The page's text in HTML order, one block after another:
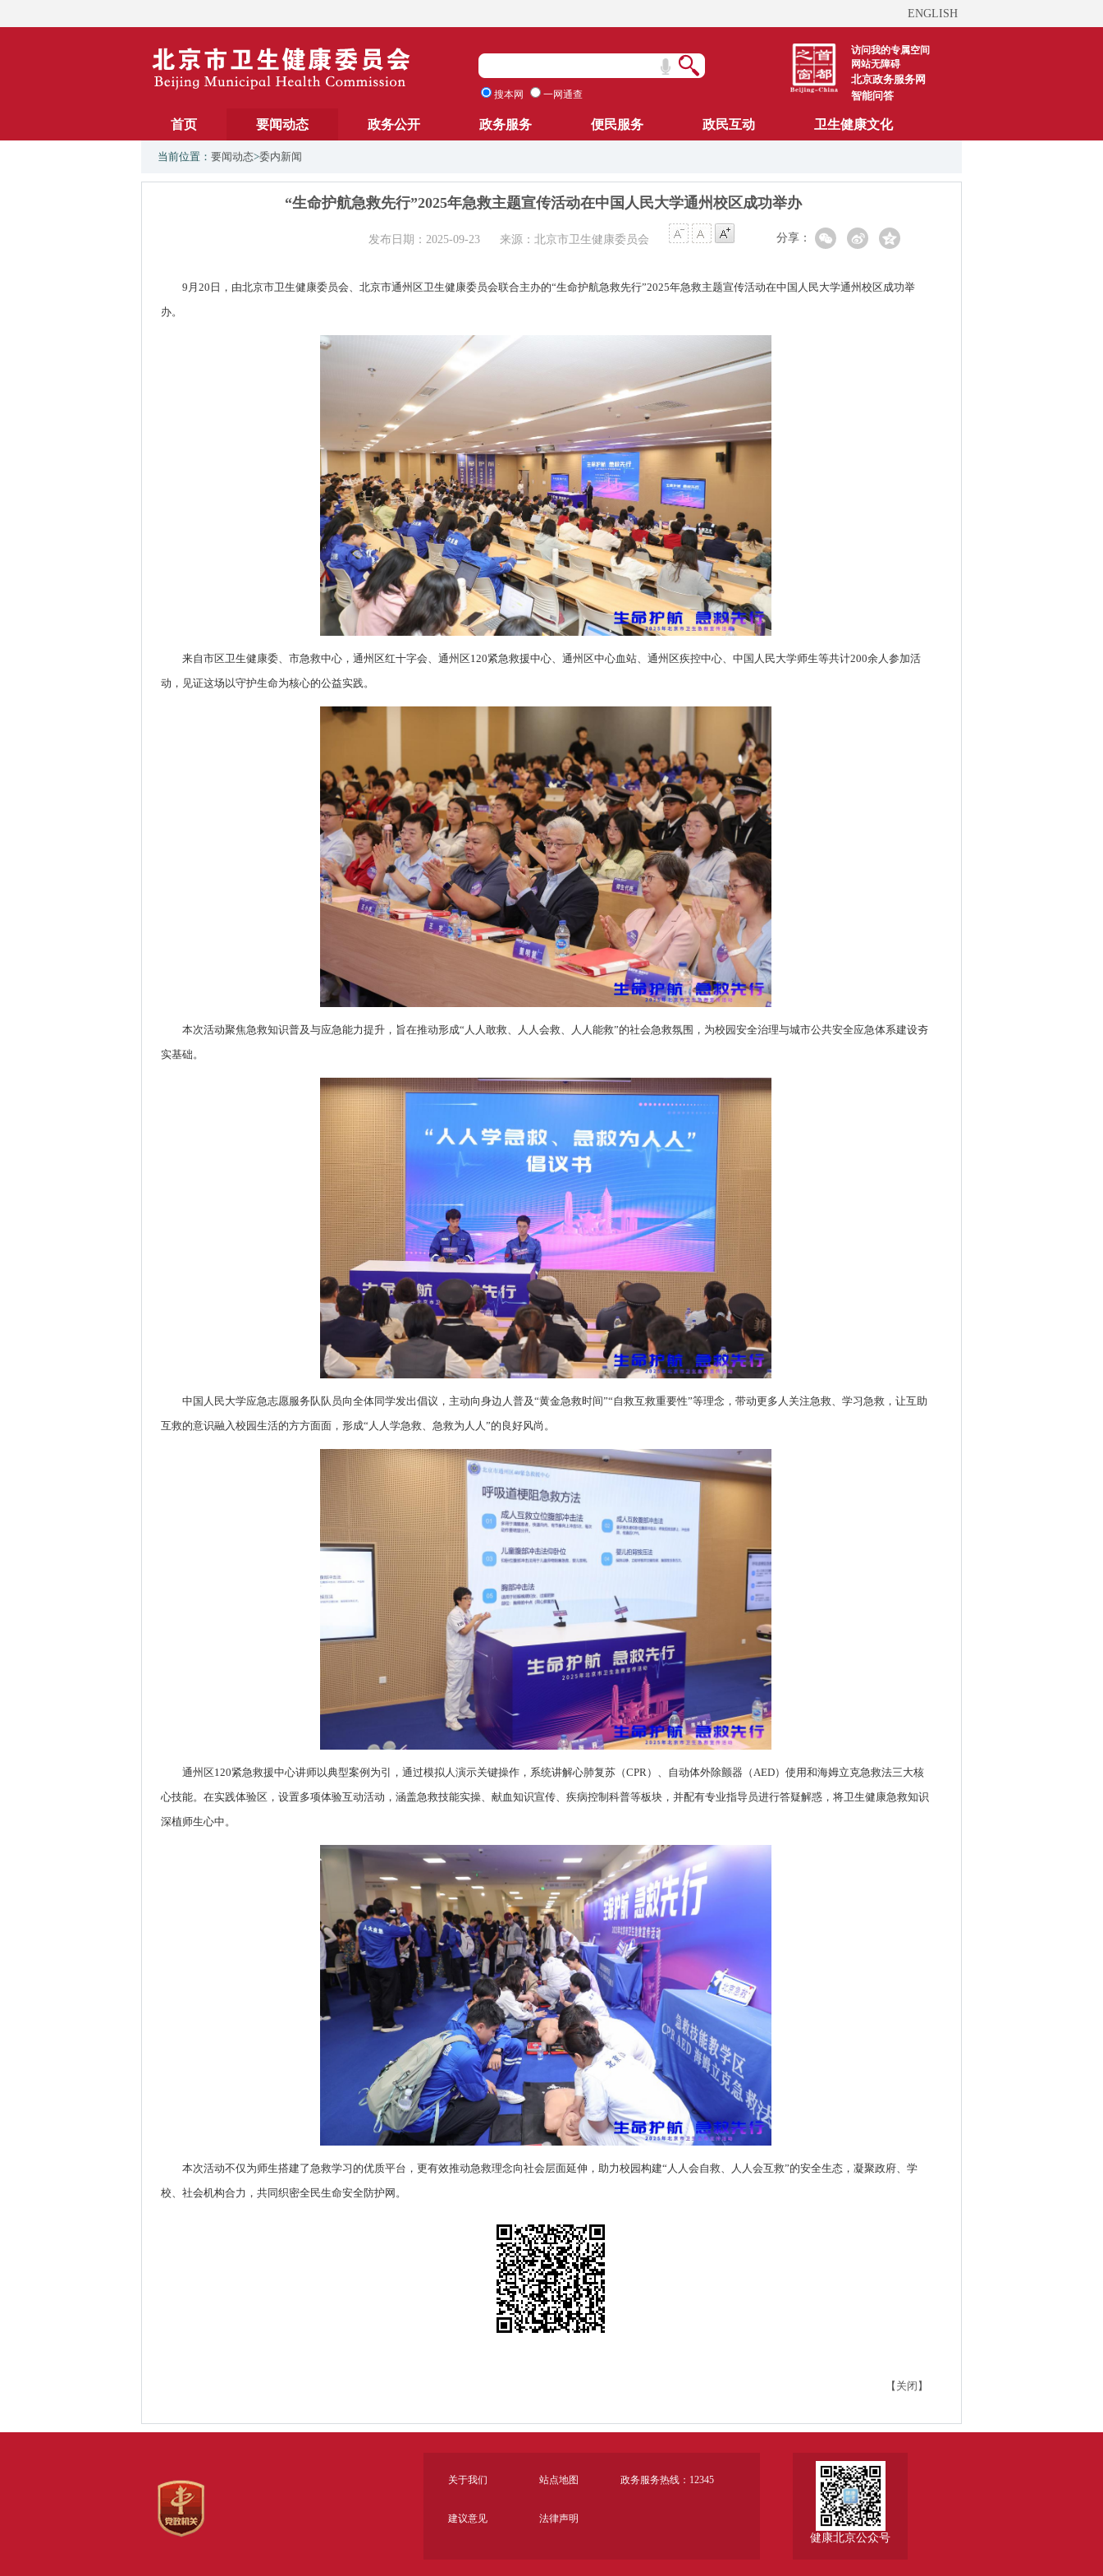
ENGLISH
访问我的专属空间
网站无障碍
北京政务服务网
智能问答
搜本网 一网通查
首页 要闻动态 政务公开 政务服务 便民服务 政民互动 卫生健康文化
当前位置： 要闻动态>委内新闻
“生命护航急救先行”2025年急救主题宣传活动在中国人民大学通州校区成功举办
发布日期：2025-09-23 来源：北京市卫生健康委员会 分享：
9月20日，由北京市卫生健康委员会、北京市通州区卫生健康委员会联合主办的“生命护航急救先行”2025年急救主题宣传活动在中国人民大学通州校区成功举
办。
来自市区卫生健康委、市急救中心，通州区红十字会、通州区120紧急救援中心、通州区中心血站、通州区疾控中心、中国人民大学师生等共计200余人参加活
动，见证这场以守护生命为核心的公益实践。
本次活动聚焦急救知识普及与应急能力提升，旨在推动形成“人人敢救、人人会救、人人能救”的社会急救氛围，为校园安全治理与城市公共安全应急体系建设夯
实基础。
中国人民大学应急志愿服务队队员向全体同学发出倡议，主动向身边人普及“黄金急救时间”“自救互救重要性”等理念，带动更多人关注急救、学习急救，让互助
互救的意识融入校园生活的方方面面，形成“人人学急救、急救为人人”的良好风尚。
通州区120紧急救援中心讲师以典型案例为引，通过模拟人演示关键操作，系统讲解心肺复苏（CPR）、自动体外除颤器（AED）使用和海姆立克急救法三大核
心技能。在实践体验区，设置多项体验互动活动，涵盖急救技能实操、献血知识宣传、疾病控制科普等板块，并配有专业指导员进行答疑解惑，将卫生健康急救知识
深植师生心中。
本次活动不仅为师生搭建了急救学习的优质平台，更有效推动急救理念向社会层面延伸，助力校园构建“人人会自救、人人会互救”的安全生态，凝聚政府、学
校、社会机构合力，共同织密全民生命安全防护网。
【关闭】
关于我们 站点地图 政务服务热线：12345
建议意见 法律声明
健康北京公众号